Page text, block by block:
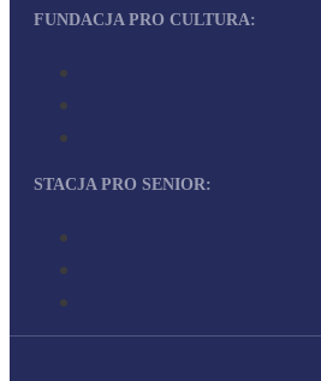
FUNDACJA PRO CULTURA:
STACJA PRO SENIOR: